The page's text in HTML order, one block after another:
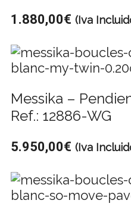
1.880,00€ (Iva
Messika –
Ref.: 12886-WG
5.950,00€ (Iva